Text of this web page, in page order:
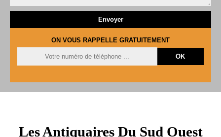
ON VOUS RAPPELLE GRATUITEMENT
Les Antiquaires Du Sud Ouest